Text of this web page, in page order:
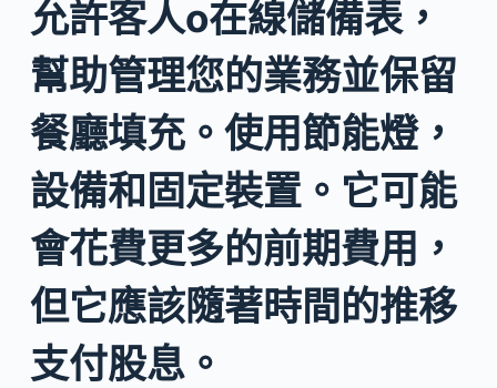
允許客人o在線儲備表，
幫助管理您的業務並保留
餐廳填充。使用節能燈，
設備和固定裝置。它可能
會花費更多的前期費用，
但它應該隨著時間的推移
支付股息。